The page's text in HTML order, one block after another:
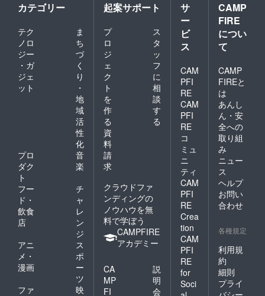
カテゴリー
テク
ノロ
ジー
・ガ
ジェ
ット
ま
ち
づ
く
り
・
地
域
活
性
化
プロ
ダク
ト
音
楽
フー
ド・
飲食
店
チ
ャ
レ
ン
ジ
アニ
メ・
漫画
ス
ポ
ー
ツ
ファ
映
起案サポート
プ
ロ
ジ
ェ
ク
ト
を
作
る
ス
タ
ッ
フ
に
相
談
す
る
資
料
請
求
クラウドファ
ンディングの
ノウハウを無
料で学ぼう
CAMPFIRE
アカデミー
CA
MP
FI
説
明
会
サ
ー
ビ
ス
CAM
PFI
RE
CAM
PFI
RE
コ
ミュ
ニ
ティ
CAM
PFI
RE
Crea
tion
CAM
PFI
RE
for
Soci
CAMP
FIRE
につい
て
CAMP
FIREと
は
あんし
ん・安
全への
取り組
み
ニュー
ス
ヘルプ
お問い
合わせ
各種規定
利用規
約
細則
プライ